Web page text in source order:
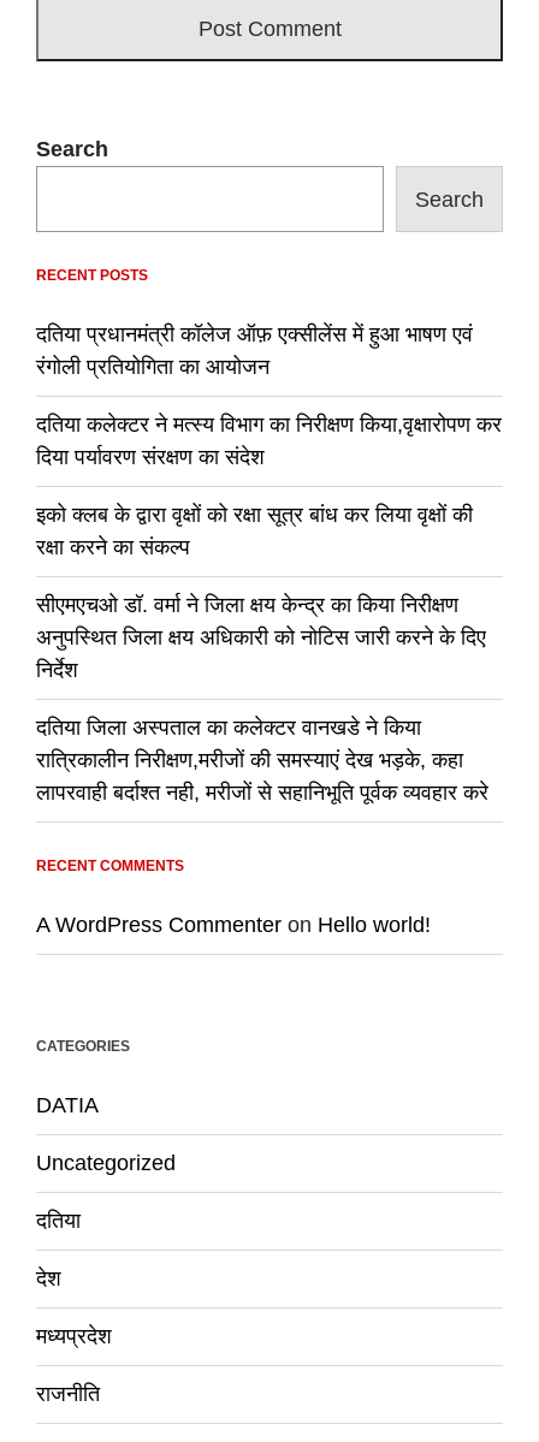
Search
Search
RECENT POSTS
दतिया प्रधानमंत्री कॉलेज ऑफ़ एक्सीलेंस में हुआ भाषण एवं
रंगोली प्रतियोगिता का आयोजन
दतिया कलेक्टर ने मत्स्य विभाग का निरीक्षण किया,वृक्षारोपण कर
दिया पर्यावरण संरक्षण का संदेश
इको क्लब के द्वारा वृक्षों को रक्षा सूत्र बांध कर लिया वृक्षों की
रक्षा करने का संकल्प
सीएमएचओ डॉ. वर्मा ने जिला क्षय केन्द्र का किया निरीक्षण
अनुपस्थित जिला क्षय अधिकारी को नोटिस जारी करने के दिए
निर्देश
दतिया जिला अस्पताल का कलेक्टर वानखडे ने किया
रात्रिकालीन निरीक्षण,मरीजों की समस्याएं देख भड़के, कहा
लापरवाही बर्दाश्त नही, मरीजों से सहानिभूति पूर्वक व्यवहार करे
RECENT COMMENTS
A WordPress Commenter on Hello world!
CATEGORIES
DATIA
Uncategorized
दतिया
देश
मध्यप्रदेश
राजनीति